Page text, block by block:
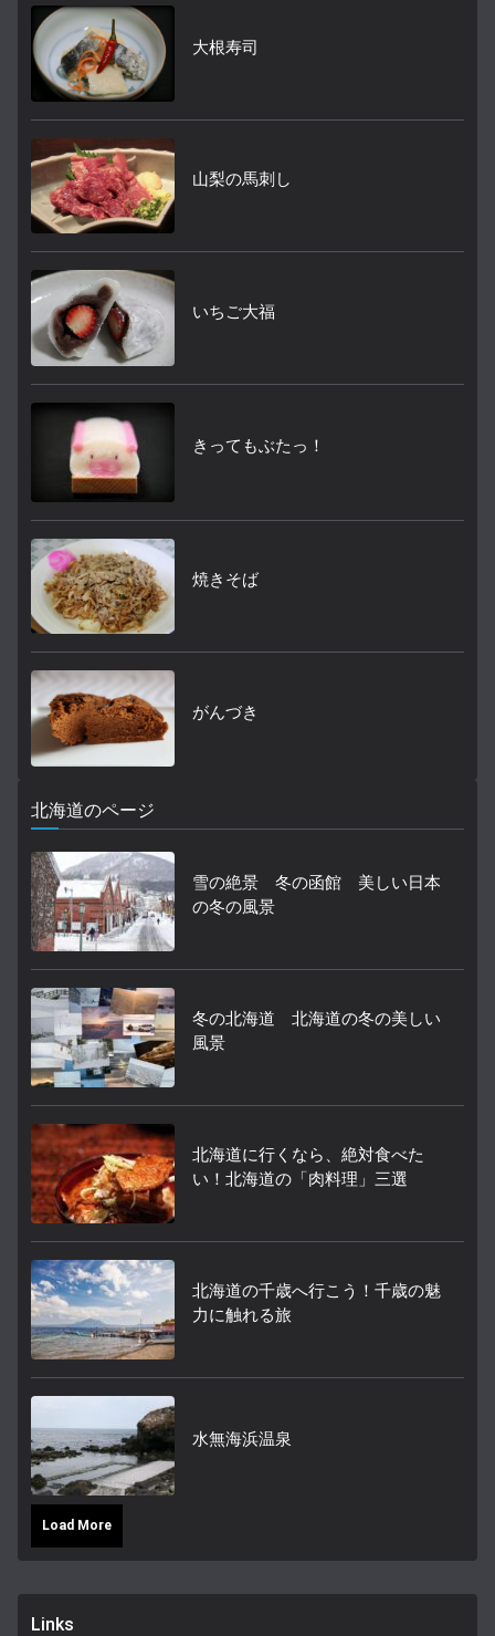
大根寿司
山梨の馬刺し
いちご大福
きってもぶたっ！
焼きそば
がんづき
北海道のページ
雪の絶景 冬の函館 美しい日本
の冬の風景
冬の北海道 北海道の冬の美しい
風景
北海道に行くなら、絶対食べた
い！北海道の「肉料理」三選
北海道の千歳へ行こう！千歳の魅
力に触れる旅
水無海浜温泉
Load More
Links